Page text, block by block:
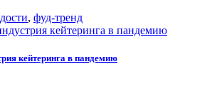
, фуд-тренд
кейтеринга в пандемию